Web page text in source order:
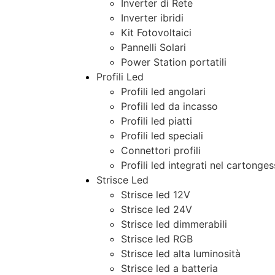
Inverter di Rete
Inverter ibridi
Kit Fotovoltaici
Pannelli Solari
Power Station portatili
Profili Led
Profili led angolari
Profili led da incasso
Profili led piatti
Profili led speciali
Connettori profili
Profili led integrati nel
Strisce Led
Strisce led 12V
Strisce led 24V
Strisce led dimmerabili
Strisce led RGB
Strisce led alta luminosità
Strisce led a batteria